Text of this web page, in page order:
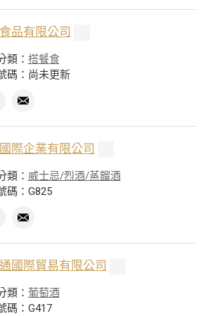
品有限公司
類： 搭餐食
碼：尚未更新
際企業有限公司
類： 威士忌/烈酒/蒸餾酒
碼：G825
國際貿易有限公司
類： 葡萄酒
碼：G417